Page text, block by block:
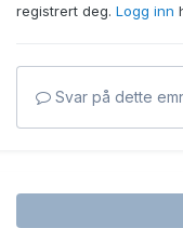
registrert deg. Logg inn
Svar på dette